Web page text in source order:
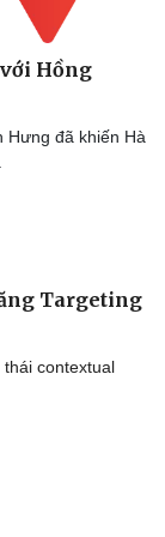
Hồng
Hưng đã khiến Hà